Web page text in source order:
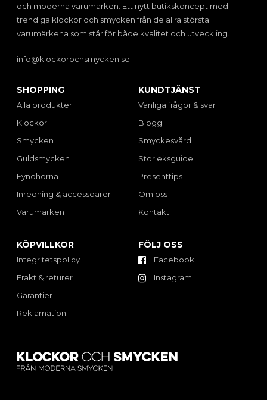
och moderna varumärken. Ett nytt butikskoncept med
trendiga klockor och smycken från de allra största
varumärkena som står för både kvalitet och utveckling.
info@klockorochsmycken.se
SHOPPING
Alla produkter
Klockor
Smycken
Guldsmycken
Fyndhörna
Inredning & accessoarer
Varumärken
KUNDTJÄNST
Vanliga frågor & svar
Blogg
Smyckesvård
Storleksguide
Presenttips
Om oss
Kontakt
KÖPVILLKOR
Integritetspolicy
Frakt & returer
Garantier
Reklamation
FÖLJ OSS
Facebook
Instagram